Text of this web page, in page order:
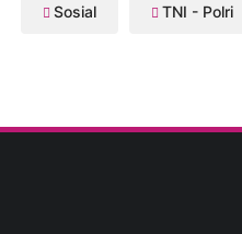
Sosial TNI - Polri